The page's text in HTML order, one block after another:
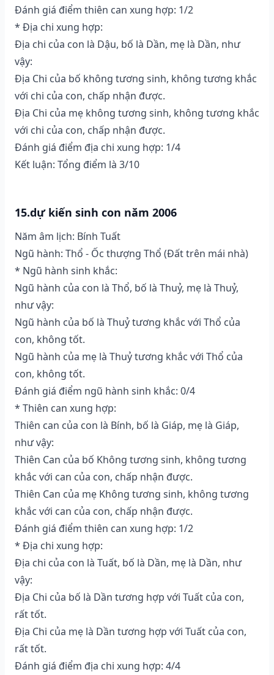
Đánh giá điểm thiên can xung hợp: 1/2
* Địa chi xung hợp:
Địa chi của con là Dậu, bố là Dần, mẹ là Dần, như
vậy:
Địa Chi của bố không tương sinh, không tương khắc
với chi của con, chấp nhận được.
Địa Chi của mẹ không tương sinh, không tương khắc
với chi của con, chấp nhận được.
Đánh giá điểm địa chi xung hợp: 1/4
Kết luận: Tổng điểm là 3/10
15.dự kiến sinh con năm 2006
Năm âm lịch: Bính Tuất
Ngũ hành: Thổ - Ốc thượng Thổ (Ðất trên mái nhà)
* Ngũ hành sinh khắc:
Ngũ hành của con là Thổ, bố là Thuỷ, mẹ là Thuỷ,
như vậy:
Ngũ hành của bố là Thuỷ tương khắc với Thổ của
con, không tốt.
Ngũ hành của mẹ là Thuỷ tương khắc với Thổ của
con, không tốt.
Đánh giá điểm ngũ hành sinh khắc: 0/4
* Thiên can xung hợp:
Thiên can của con là Bính, bố là Giáp, mẹ là Giáp,
như vậy:
Thiên Can của bố Không tương sinh, không tương
khắc với can của con, chấp nhận được.
Thiên Can của mẹ Không tương sinh, không tương
khắc với can của con, chấp nhận được.
Đánh giá điểm thiên can xung hợp: 1/2
* Địa chi xung hợp:
Địa chi của con là Tuất, bố là Dần, mẹ là Dần, như
vậy:
Địa Chi của bố là Dần tương hợp với Tuất của con,
rất tốt.
Địa Chi của mẹ là Dần tương hợp với Tuất của con,
rất tốt.
Đánh giá điểm địa chi xung hợp: 4/4